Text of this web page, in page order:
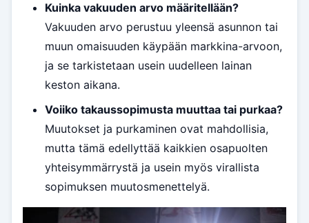
Kuinka vakuuden arvo määritellään?
Vakuuden arvo perustuu yleensä asunnon tai
muun omaisuuden käypään markkina-arvoon,
ja se tarkistetaan usein uudelleen lainan
keston aikana.
Voiiko takaussopimusta muuttaa tai purkaa?
Muutokset ja purkaminen ovat mahdollisia,
mutta tämä edellyttää kaikkien osapuolten
yhteisymmärrystä ja usein myös virallista
sopimuksen muutosmenettelyä.